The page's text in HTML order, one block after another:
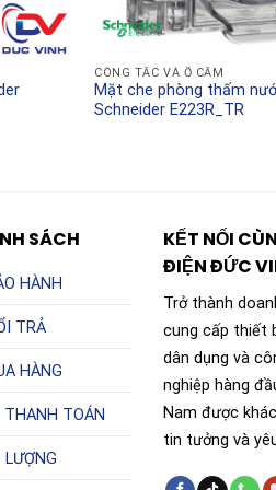
CÔNG TẮC VÀ Ổ CẮM
Mặt che phòng thấm
Schneider E223R_TR
SÁCH
HÀNH
TRẢ
HÀNG
THANH TOÁN
KẾT NỐI
ĐIỆN ĐỨC
Trở thành
cung cấp thiết
dân dụng và
nghiệp hàng
Nam được
tin tưởng và